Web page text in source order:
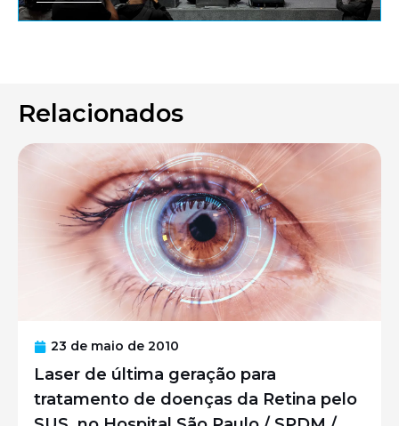
Relacionados
23 de maio de 2010
Laser de última geração para
tratamento de doenças da Retina pelo